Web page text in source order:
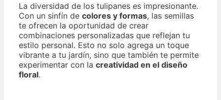
La diversidad de los tulipanes es impresionante.
Con un sinfín de colores y formas, las semillas
te ofrecen la oportunidad de crear
combinaciones personalizadas que reflejan tu
estilo personal. Esto no solo agrega un toque
vibrante a tu jardín, sino que también te permite
experimentar con la creatividad en el diseño
floral.